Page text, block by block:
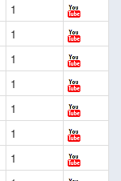
1
1
1
1
1
1
1